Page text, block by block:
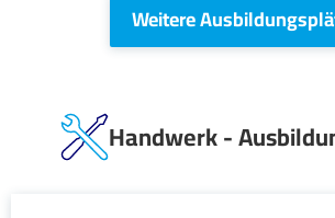
Weitere
Handwerk -